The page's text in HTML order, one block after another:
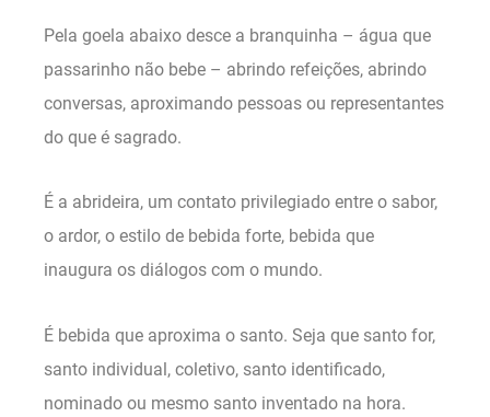
Pela goela abaixo desce a branquinha – água que
passarinho não bebe – abrindo refeições, abrindo
conversas, aproximando pessoas ou representantes
do que é sagrado.
É a abrideira, um contato privilegiado entre o sabor,
o ardor, o estilo de bebida forte, bebida que
inaugura os diálogos com o mundo.
É bebida que aproxima o santo. Seja que santo for,
santo individual, coletivo, santo identificado,
nominado ou mesmo santo inventado na hora.